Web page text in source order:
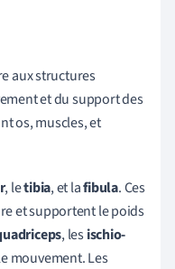
aux structures
et du support des
os, muscles, et
, letibia, et lafibula. Ces
et supportent le poids
, lesischio-
mouvement. Les